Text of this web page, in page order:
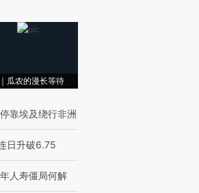
瓜农的漫长等待
靠埃及绕行非洲
日升破6.75
人寿僵局何解